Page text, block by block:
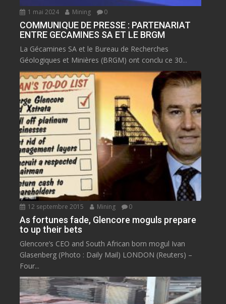
1 mai 2024 Mining 0
COMMUNIQUE DE PRESSE : PARTENARIAT
ENTRE GECAMINES SA ET LE BRGM
La Gécamines SA et le Bureau de Recherches
Géologiques et Minières (BRGM) ont conclu ce 30...
12 septembre 2015 Mining 0
As fortunes fade, Glencore moguls prepare
to up their bets
Glencore’s CEO and South African born mogul Ivan
Glasenberg (Photo : Daily Mail) LONDON (Reuters) –
Four...